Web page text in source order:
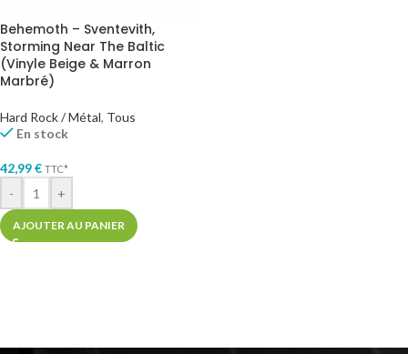
Behemoth – Sventevith,
Storming Near The Baltic
(Vinyle Beige & Marron
Marbré)
Hard Rock / Métal, Tous
En stock
42,99€ TTC*
- +
AJOUTER AU PANIER